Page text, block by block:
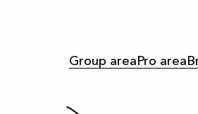
Group area Pro area